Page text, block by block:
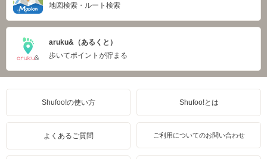
地図検索・ルート検索
aruku&（あるくと）
歩いてポイントが貯まる
Shufoo!の使い方 Shufoo!とは
よくあるご質問 ご利用についてのお問い合わせ